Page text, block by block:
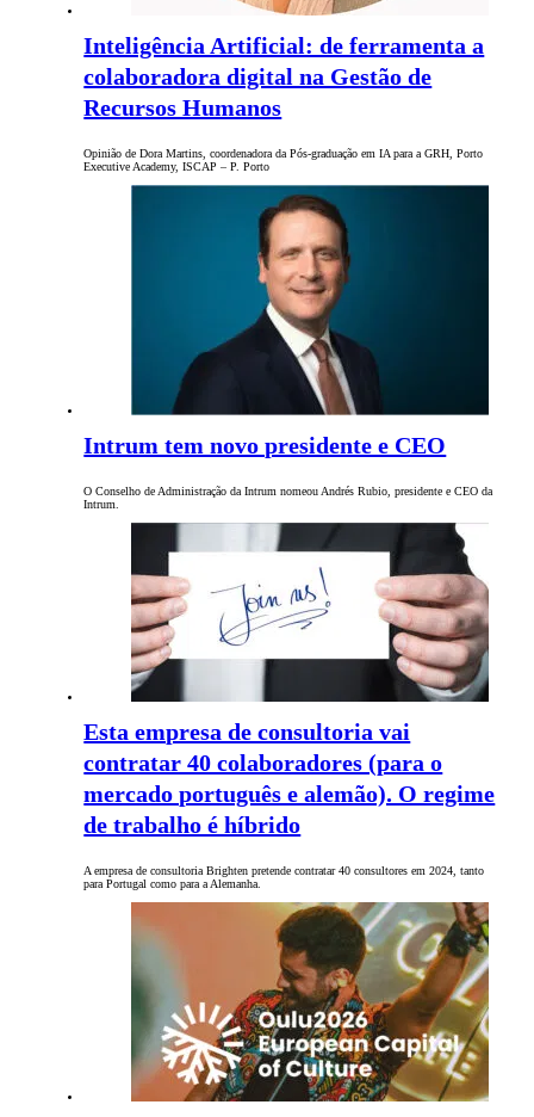
Inteligência Artificial: de ferramenta a
colaboradora digital na Gestão de
Recursos Humanos
Opinião de Dora Martins, coordenadora da Pós-graduação em IA para a GRH, Porto
Executive Academy, ISCAP – P. Porto
Intrum tem novo presidente e CEO
O Conselho de Administração da Intrum nomeou Andrés Rubio, presidente e CEO da
Intrum.
Esta empresa de consultoria vai
contratar 40 colaboradores (para o
mercado português e alemão). O regime
de trabalho é híbrido
A empresa de consultoria Brighten pretende contratar 40 consultores em 2024, tanto
para Portugal como para a Alemanha.